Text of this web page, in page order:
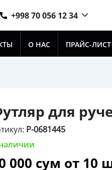
+998 70 056 12 34
О НАС ПРАЙС-ЛИСТ
для
P-0681445
000 сум от 10